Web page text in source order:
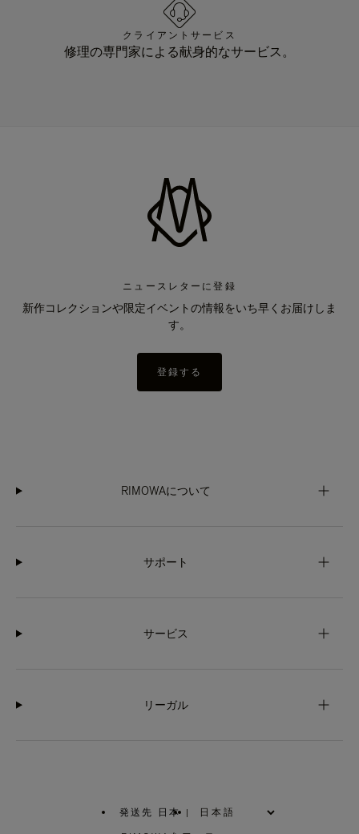
クライアントサービス
修理の専門家による献身的なサービス。
ニュースレターに登録
新作コレクションや限定イベントの情報をいち早くお届けしま
す。
登録する
RIMOWAについて
サポート
サービス
リーガル
発送先 日本 |